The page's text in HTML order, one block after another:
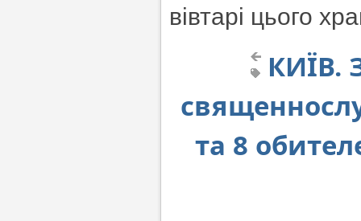
вівтарі цього
КИЇВ.
та 8